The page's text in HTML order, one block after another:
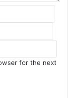
for the next